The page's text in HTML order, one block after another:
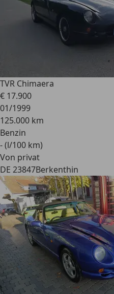
TVR Chimaera
€ 17.900
01/1999
125.000 km
Benzin
- (l/100 km)
Von privat
DE 23847Berkenthin